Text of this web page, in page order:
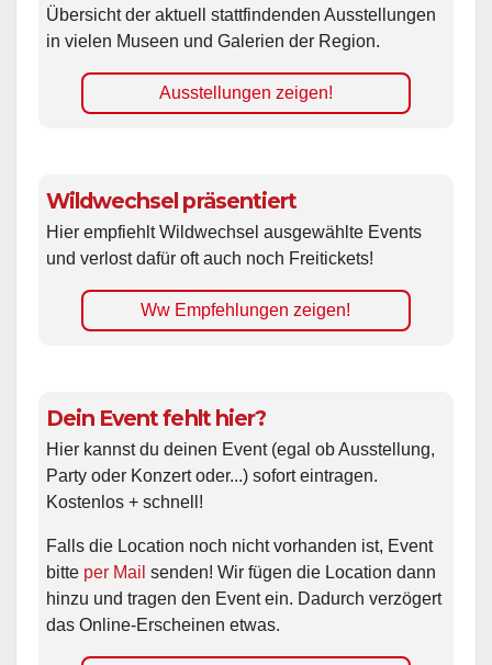
Übersicht der aktuell stattfindenden Ausstellungen
in vielen Museen und Galerien der Region.
Ausstellungen zeigen!
Wildwechsel präsentiert
Hier empfiehlt Wildwechsel ausgewählte Events
und verlost dafür oft auch noch Freitickets!
Ww Empfehlungen zeigen!
Dein Event fehlt hier?
Hier kannst du deinen Event (egal ob Ausstellung,
Party oder Konzert oder...) sofort eintragen.
Kostenlos + schnell!
Falls die Location noch nicht vorhanden ist, Event
bitte per Mail senden! Wir fügen die Location dann
hinzu und tragen den Event ein. Dadurch verzögert
das Online-Erscheinen etwas.